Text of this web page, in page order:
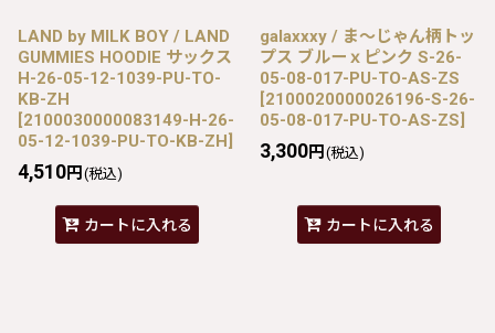
LAND by MILK BOY / LAND
GUMMIES HOODIE サックス
H-26-05-12-1039-PU-TO-
KB-ZH
[2100030000083149-H-26-
05-12-1039-PU-TO-KB-ZH]
4,510円 (税込)
カートに入れる
galaxxxy / ま〜じゃん柄トッ
プス ブルーｘピンク S-26-
05-08-017-PU-TO-AS-ZS
[2100020000026196-S-26-
05-08-017-PU-TO-AS-ZS]
3,300円 (税込)
カートに入れる